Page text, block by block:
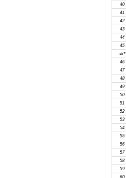
40
41
42
43
44
45
ak*
46
47
48
49
50
51
52
53
54
55
56
57
58
59
60